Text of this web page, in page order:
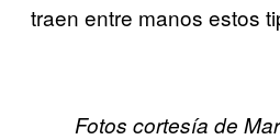
traen entre manos estos
Fotos cortesía de